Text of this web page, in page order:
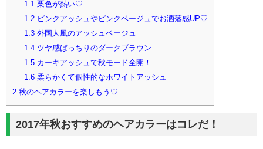
1.1 栗色が熱い♡
1.2ピンクアッシュやピンクベージュでお洒落感UP♡
1.3外国人風のアッシュベージュ
1.4ツヤ感ばっちりのダークブラウン
1.5カーキアッシュで秋モード全開！
1.6柔らかくて個性的なホワイトアッシュ
2 秋のヘアカラーを楽しもう♡
2017年秋おすすめのヘアカラーはコレだ！